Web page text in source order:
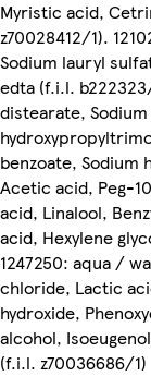
Myristic acid,
z70028412/1).
Sodium lauryl
edta (f.i.l.
distearate,
benzoate, Sodium
Acetic acid, Peg-
acid, Linalool,
acid, Hexylene
1247250: aqua /
chloride, Lactic
hydroxide,
alcohol,
(f.i.l. z70036686/1)